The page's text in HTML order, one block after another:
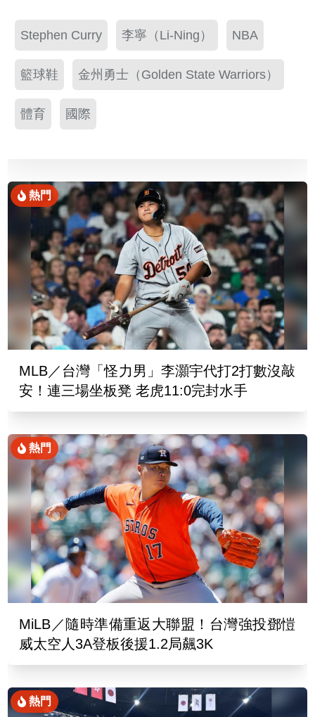
Stephen Curry 李寧（Li-Ning） NBA
籃球鞋 金州勇士（Golden State Warriors）
體育 國際
熱門
MLB／台灣「怪力男」李灝宇代打2打數沒敲
安！連三場坐板凳 老虎11:0完封水手
熱門
MiLB／隨時準備重返大聯盟！台灣強投鄧愷
威太空人3A登板後援1.2局飆3K
熱門